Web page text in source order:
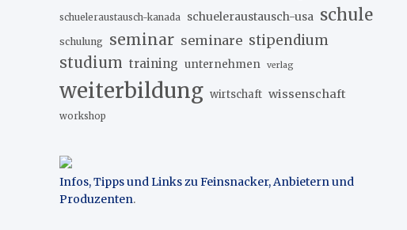
schueleraustausch-kanada schueleraustausch-usa schule
schulung seminar seminare stipendium
studium training unternehmen verlag
weiterbildung wirtschaft wissenschaft
workshop
Infos, Tipps und Links zu Feinsnacker, Anbietern und
Produzenten.